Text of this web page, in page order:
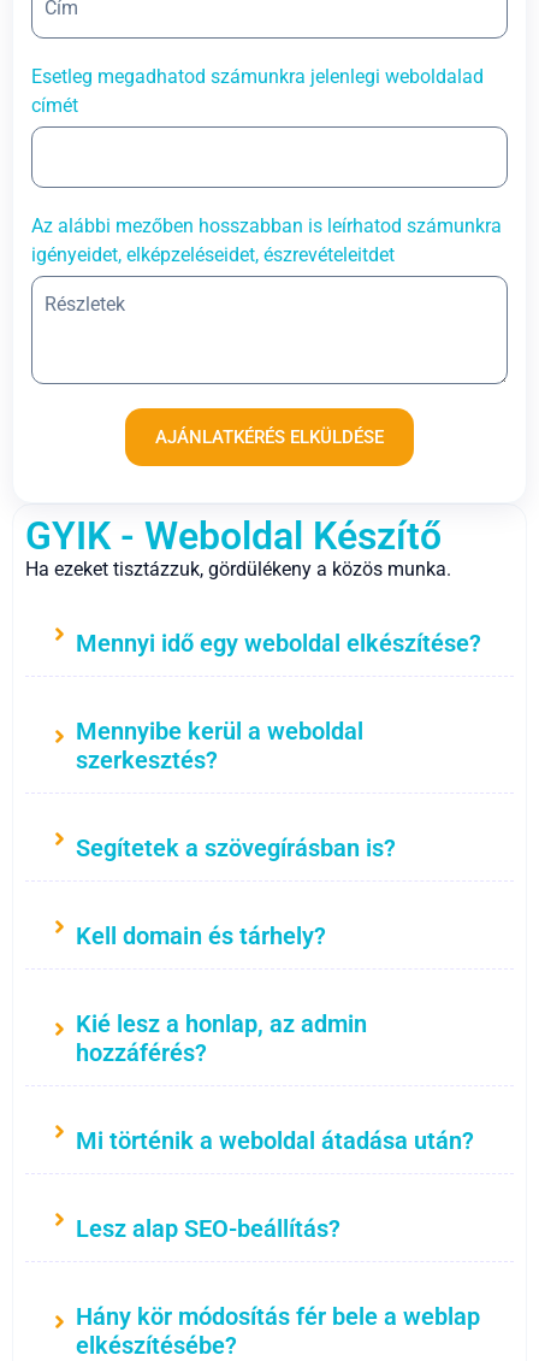
GYIK - Weboldal Készítő
Ha ezeket tisztázzuk, gördülékeny a közös munka.
Mennyi idő egy weboldal elkészítése?
Mennyibe kerül a weboldal
szerkesztés?
Segítetek a szövegírásban is?
Kell domain és tárhely?
Kié lesz a honlap, az admin
hozzáférés?
Mi történik a weboldal átadása után?
Lesz alap SEO-beállítás?
Hány kör módosítás fér bele a weblap
elkészítésébe?
Esetleg megadhatod számunkra jelenlegi weboldalad
címét
Az alábbi mezőben hosszabban is leírhatod számunkra
igényeidet, elképzeléseidet, észrevételeitdet
AJÁNLATKÉRÉS ELKÜLDÉSE